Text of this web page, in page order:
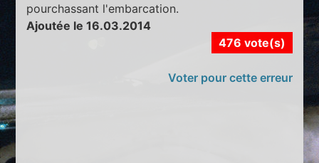
pourchassant l'embarcation.
Ajoutée le 16.03.2014
476 vote(s)
Voter pour cette erreur